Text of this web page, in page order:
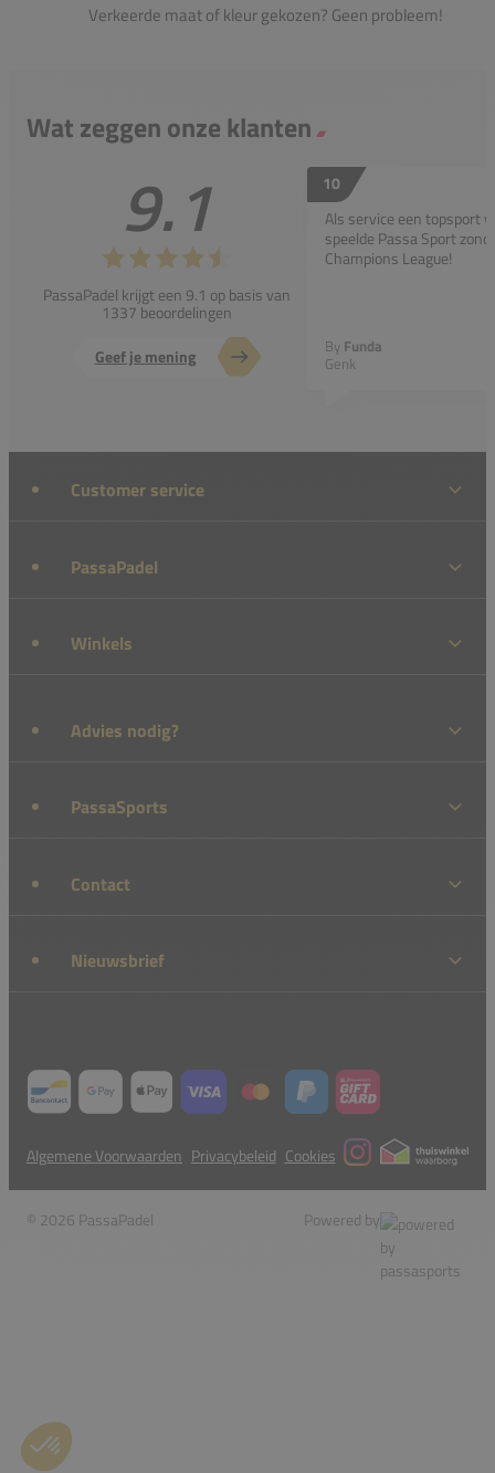
Verkeerde maat of kleur gekozen? Geen probleem!
Wat zeggen onze klanten
9.1
PassaPadel krijgt een 9.1 op basis van
1337 beoordelingen
Geef je mening
10
Als service een topsport
speelde Passa Sport
Champions League!
By Funda
Genk
Customer service
PassaPadel
Winkels
Advies nodig?
PassaSports
Contact
Nieuwsbrief
Algemene Voorwaarden Privacybeleid Cookies
© 2026 PassaPadel Powered by